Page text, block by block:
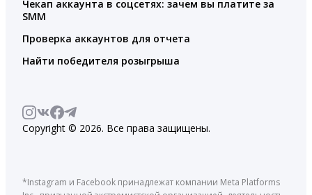
Чекап аккаунта в соцсетях: зачем вы платите за
SMM
Проверка аккаунтов для отчета
Найти победителя розыгрыша
Copyright © 2026. Все права защищены.
*Instagram и Facebook принадлежат компании Meta Platforms